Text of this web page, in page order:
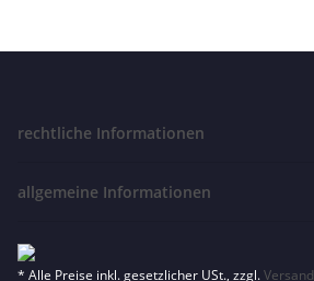
rechtliche Informationen
allgemeine Informationen
* Alle Preise inkl. gesetzlicher USt., zzgl.Versand